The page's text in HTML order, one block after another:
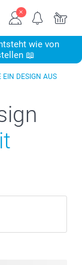
wie von
📖
EIN DESIGN AUS